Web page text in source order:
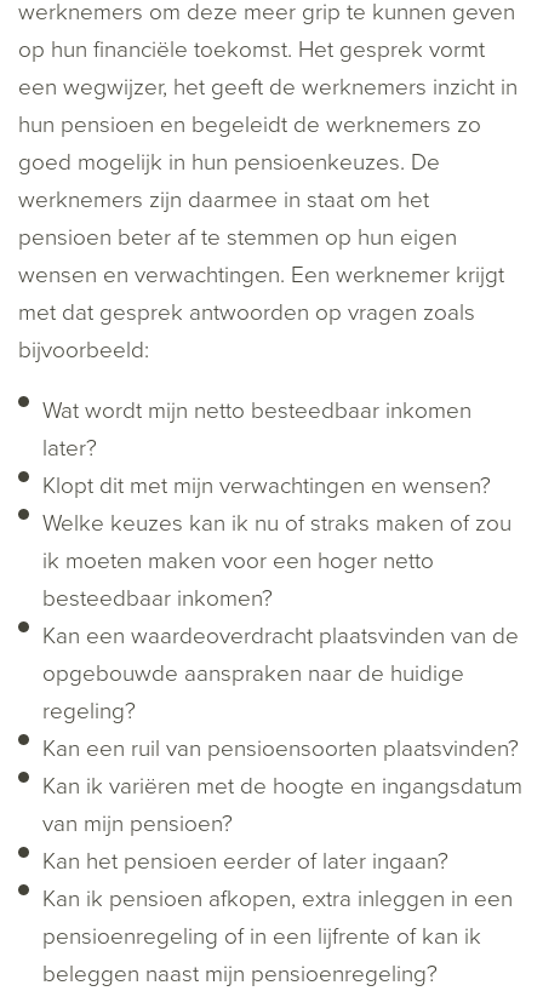
werknemers om deze meer grip te kunnen geven
op hun financiële toekomst. Het gesprek vormt
een wegwijzer, het geeft de werknemers inzicht in
hun pensioen en begeleidt de werknemers zo
goed mogelijk in hun pensioenkeuzes. De
werknemers zijn daarmee in staat om het
pensioen beter af te stemmen op hun eigen
wensen en verwachtingen. Een werknemer krijgt
met dat gesprek antwoorden op vragen zoals
bijvoorbeeld:
Wat wordt mijn netto besteedbaar inkomen
later?
Klopt dit met mijn verwachtingen en wensen?
Welke keuzes kan ik nu of straks maken of zou
ik moeten maken voor een hoger netto
besteedbaar inkomen?
Kan een waardeoverdracht plaatsvinden van de
opgebouwde aanspraken naar de huidige
regeling?
Kan een ruil van pensioensoorten plaatsvinden?
Kan ik variëren met de hoogte en ingangsdatum
van mijn pensioen?
Kan het pensioen eerder of later ingaan?
Kan ik pensioen afkopen, extra inleggen in een
pensioenregeling of in een lijfrente of kan ik
beleggen naast mijn pensioenregeling?